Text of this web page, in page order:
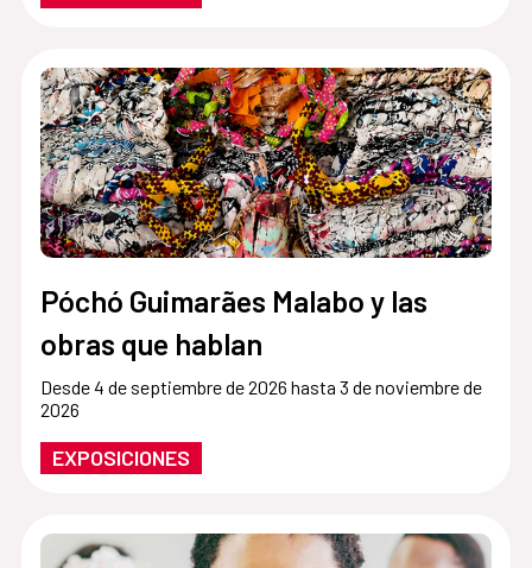
Póchó Guimarães Malabo y las
obras que hablan
Desde 4 de septiembre de 2026 hasta 3 de noviembre de
2026
EXPOSICIONES